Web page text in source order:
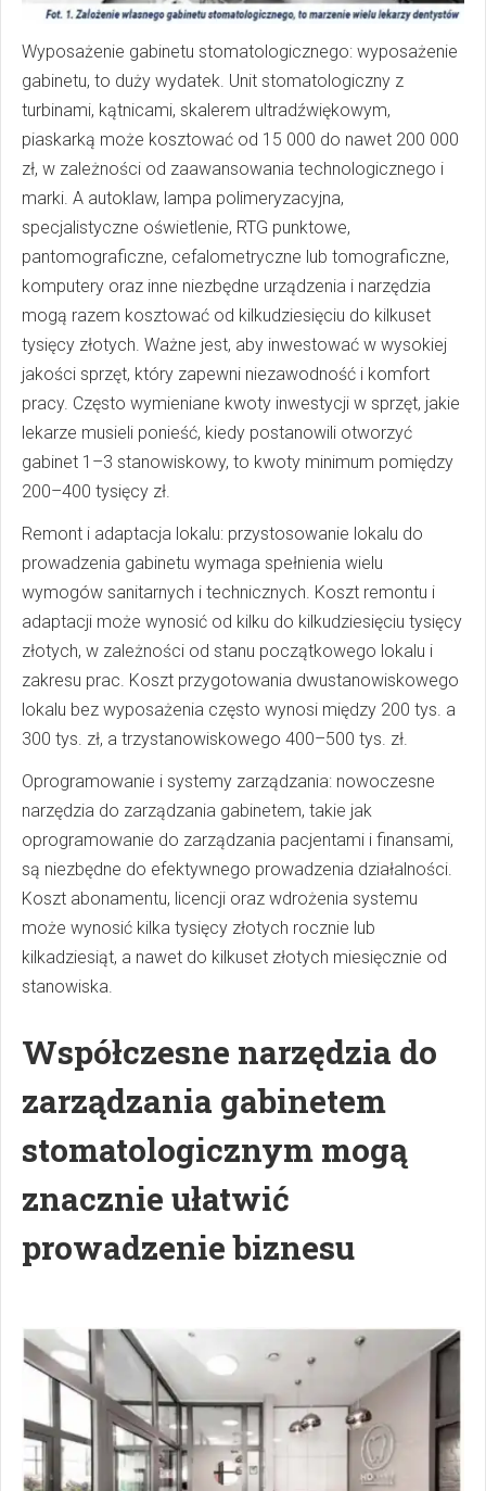
Wyposażenie gabinetu stomatologicznego: wyposażenie
gabinetu, to duży wydatek. Unit stomatologiczny z
turbinami, kątnicami, skalerem ultradźwiękowym,
piaskarką może kosztować od 15 000 do nawet 200 000
zł, w zależności od zaawansowania technologicznego i
marki. A autoklaw, lampa polimeryzacyjna,
specjalistyczne oświetlenie, RTG punktowe,
pantomograficzne, cefalometryczne lub tomograficzne,
komputery oraz inne niezbędne urządzenia i narzędzia
mogą razem kosztować od kilkudziesięciu do kilkuset
tysięcy złotych. Ważne jest, aby inwestować w wysokiej
jakości sprzęt, który zapewni niezawodność i komfort
pracy. Często wymieniane kwoty inwestycji w sprzęt, jakie
lekarze musieli ponieść, kiedy postanowili otworzyć
gabinet 1–3 stanowiskowy, to kwoty minimum pomiędzy
200–400 tysięcy zł.
Remont i adaptacja lokalu: przystosowanie lokalu do
prowadzenia gabinetu wymaga spełnienia wielu
wymogów sanitarnych i technicznych. Koszt remontu i
adaptacji może wynosić od kilku do kilkudziesięciu tysięcy
złotych, w zależności od stanu początkowego lokalu i
zakresu prac. Koszt przygotowania dwustanowiskowego
lokalu bez wyposażenia często wynosi między 200 tys. a
300 tys. zł, a trzystanowiskowego 400–500 tys. zł.
Oprogramowanie i systemy zarządzania: nowoczesne
narzędzia do zarządzania gabinetem, takie jak
oprogramowanie do zarządzania pacjentami i finansami,
są niezbędne do efektywnego prowadzenia działalności.
Koszt abonamentu, licencji oraz wdrożenia systemu
może wynosić kilka tysięcy złotych rocznie lub
kilkadziesiąt, a nawet do kilkuset złotych miesięcznie od
stanowiska.
Współczesne narzędzia do
zarządzania gabinetem
stomatologicznym mogą
znacznie ułatwić
prowadzenie biznesu